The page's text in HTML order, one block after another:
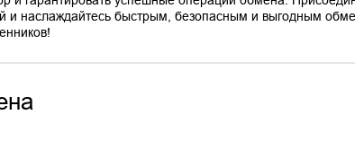
и наслаждайтесь быстрым, безопасным и выгодным